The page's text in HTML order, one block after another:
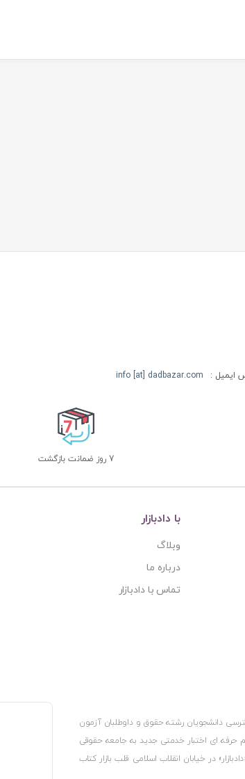
ایمیل : info [at] dadbazar.com
7 روز ضمانت بازگشت
با دادبازار
وبلاگ
درباره ما
تماس با دادبازار
دانشجویان رشته حقوق و داوطلبان آزمون
حرفه ای اختبار خدمتی جدید به جامعه حقوقی
در خیابان انقلاب اسلامی قلب بازار کتاب